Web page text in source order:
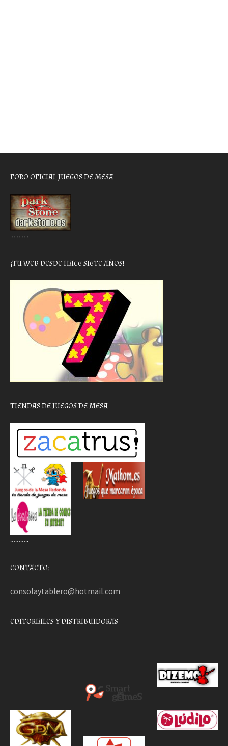
FORO OFICIAL JUEGOS DE MESA
………..
¡TU WEB DESDE HACE SIETE AÑOS!
TIENDAS DE JUEGOS DE MESA
………..
CONTACTO:
consolaytablero@hotmail.com
EDITORIALES Y DISTRIBUIDORAS